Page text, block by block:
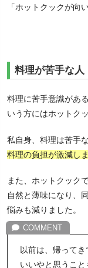
「ホットクックが向
料理が苦手な人
料理に苦手意識があ
いう方にはホットク
私自身、料理は苦手
料理の負担が激減し
また、ホットクック
自然と薄味になり、
悩みも減りました。
以前は、帰って
いいやと思うこ